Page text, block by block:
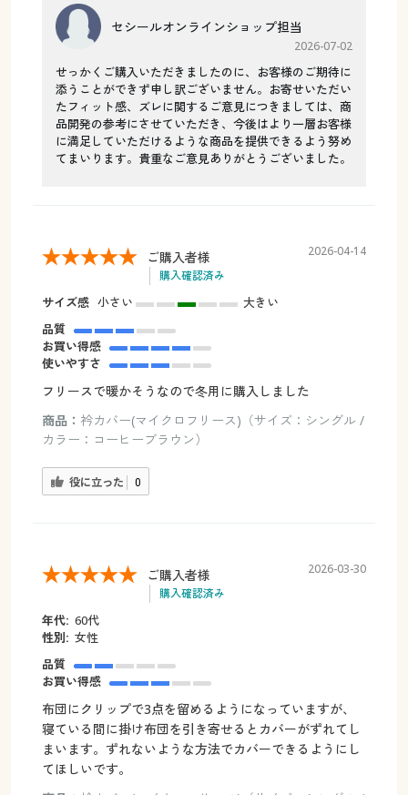
セシールオンラインショップ担当
2026-07-02
せっかくご購入いただきましたのに、お客様のご期待に
添うことができず申し訳ございません。お寄せいただい
たフィット感、ズレに関するご意見につきましては、商
品開発の参考にさせていただき、今後はより一層お客様
に満足していただけるような商品を提供できるよう努め
てまいります。貴重なご意見ありがとうございました。
ご購入者様
購入確認済み
2026-04-14
サイズ感 小さい
大きい
品質
お買い得感
使いやすさ
フリースで暖かそうなので冬用に購入しました
商品： 衿カバー(マイクロフリース)（サイズ：シングル /
カラー：コーヒーブラウン）
役に立った 0
ご購入者様
購入確認済み
2026-03-30
年代: 60代
性別: 女性
品質
お買い得感
布団にクリップで3点を留めるようになっていますが、
寝ている間に掛け布団を引き寄せるとカバーがずれてし
まいます。ずれないような方法でカバーできるようにし
てほしいです。